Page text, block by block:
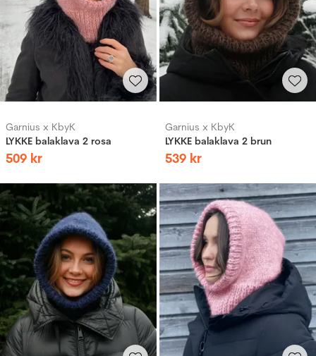
Garnius x KbyK
LYKKE balaklava 2 rosa
509 kr
Garnius x KbyK
LYKKE balaklava 2 brun
539 kr